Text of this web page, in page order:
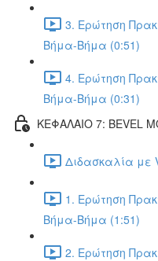
3. Ερώτηση
Βήμα-Βήμα (0:51)
4. Ερώτηση
Βήμα-Βήμα (0:31)
ΚΕΦΑΛΑΙΟ 7: BEVEL
Διδασκαλία με
1. Ερώτηση
Βήμα-Βήμα (1:51)
2. Ερώτηση